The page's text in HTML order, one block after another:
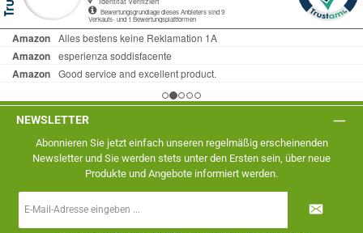
NEWSLETTER
Abonnieren Sie jetzt einfach unseren regelmäßig erscheinenden
Newsletter und Sie werden stets unter den Ersten sein, über neue
Produkte und Angebote informiert werden.
Mail-